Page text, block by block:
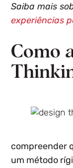
Saiba mais
experiências
Como
compreender
um método